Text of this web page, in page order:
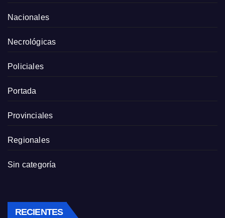
Nacionales
Necrológicas
Policiales
Portada
Provinciales
Regionales
Sin categoría
RECIENTES